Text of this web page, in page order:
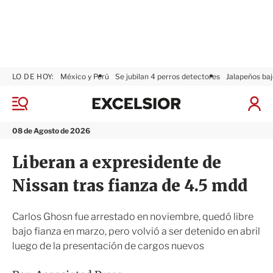
M
n
08 de Agosto de 2026
LO DE HOY: México y Perú Se jubilan 4 perros detectores Jalapeños
I
ó
x
i
Liberan a expresidente de
Nissan tras fianza de 4.5 mdd
Carlos Ghosn fue arrestado en noviembre, quedó libre
bajo fianza en marzo, pero volvió a ser detenido en abril
luego de la presentación de cargos nuevos